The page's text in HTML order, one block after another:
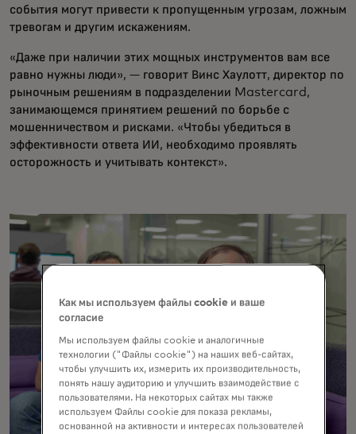
события могут привести к пропущенным угрозам, ложным
тревогам и другим искажениям.
«Даже при наличии этих мощных инструментов вам все
равно нужны люди», — говорит Винс Хаулотт, директор по
рыночным решениям в подразделении Mastercard,
занимающемся принятием решений по борьбе с
мошенничеством и рисками. «Чтобы убедиться в
эффективности ответа ИИ, необходимо проявлять
осторожность и учитывать контекст».
Как мы используем файлы cookie и ваше
согласие
Мы используем файлы cookie и аналогичные
технологии ("Файлы cookie") на наших веб-сайтах,
чтобы улучшить их, измерить их производительность,
понять нашу аудиторию и улучшить взаимодействие с
пользователями. На некоторых сайтах мы также
используем Файлы cookie для показа рекламы,
основанной на активности и интересах пользователей